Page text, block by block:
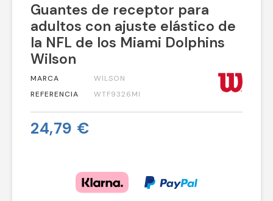
Guantes de receptor para
adultos con ajuste elástico de
la NFL de los Miami Dolphins
Wilson
MARCA
WILSON
REFERENCIA
WTF9326MI
24,79 €